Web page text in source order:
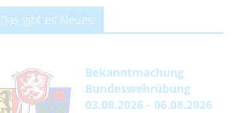
Das gibt es Neues:
Bekanntmachung
Bundeswehrübung
03.08.2026 - 06.08.2026